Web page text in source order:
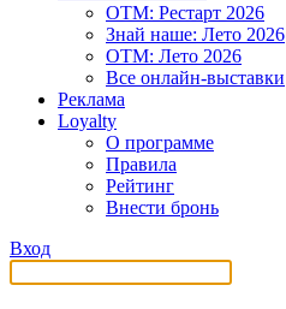
OTM: Рестарт 2026
Знай наше: Лето 2026
OTM: Лето 2026
Все онлайн-выставки
Реклама
Loyalty
О программе
Правила
Рейтинг
Внести бронь
Вход